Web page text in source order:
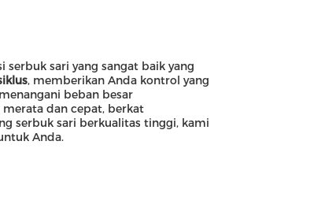
sari yang sangat baik yang
, memberikan Anda kontrol yang
beban besar
dan cepat, berkat
serbuk sari berkualitas tinggi, kami
Anda.